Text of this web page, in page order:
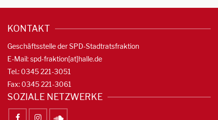
KONTAKT
Geschäftsstelle der SPD-Stadtratsfraktion
E-Mail: spd-fraktion[at]halle.de
Tel.: 0345 221-3051
Fax: 0345 221-3061
SOZIALE NETZWERKE